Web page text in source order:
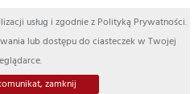
usług i zgodnie z Polityką Prywatności.
lub dostępu do ciasteczek w Twojej
zamknij